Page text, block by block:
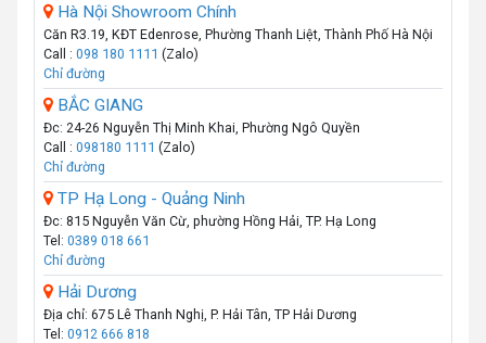
Hà Nội Showroom Chính
Căn R3.19, KĐT Edenrose, Phường Thanh Liệt, Thành Phố Hà Nội
Call : 098 180 1111 (Zalo)
Chỉ đường
BẮC GIANG
Đc: 24-26 Nguyễn Thị Minh Khai, Phường Ngô Quyền
Call : 098180 1111 (Zalo)
Chỉ đường
TP Hạ Long - Quảng Ninh
Đc: 815 Nguyễn Văn Cừ, phường Hồng Hải, TP. Hạ Long
Tel: 0389 018 661
Chỉ đường
Hải Dương
Địa chỉ: 675 Lê Thanh Nghị, P. Hải Tân, TP Hải Dương
Tel: 0912 666 818